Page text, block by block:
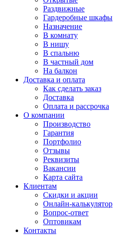
Раздвижные
Гардеробные шкафы
Назначение
В комнату
В нишу
В спальню
В частный дом
На балкон
Доставка и оплата
Как сделать заказ
Доставка
Оплата и рассрочка
О компании
Производство
Гарантия
Портфолио
Отзывы
Реквизиты
Вакансии
Карта сайта
Клиентам
Скидки и акции
Онлайн-калькулятор
Вопрос-ответ
Оптовикам
Контакты